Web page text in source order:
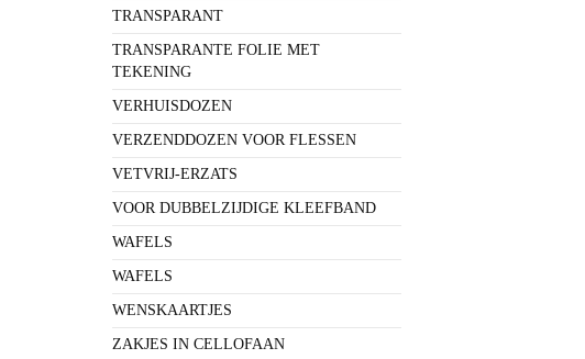
TRANSPARANT
TRANSPARANTE FOLIE MET
TEKENING
VERHUISDOZEN
VERZENDDOZEN VOOR FLESSEN
VETVRIJ-ERZATS
VOOR DUBBELZIJDIGE KLEEFBAND
WAFELS
WAFELS
WENSKAARTJES
ZAKJES IN CELLOFAAN